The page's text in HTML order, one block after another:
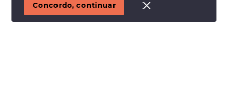
SITE PARA IMOBILIARIA
Concordo, continuar